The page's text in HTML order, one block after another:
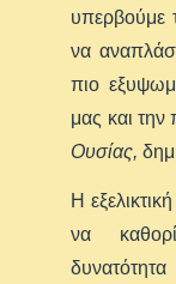
υπερβούμε
να
πιο
μας και
Ουσίας,
Η
να